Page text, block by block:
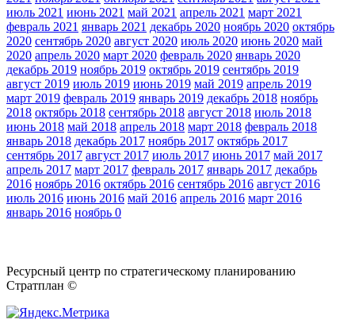
июль 2021 июнь 2021 май 2021 апрель 2021 март 2021
февраль 2021 январь 2021 декабрь 2020 ноябрь 2020 октябрь
2020 сентябрь 2020 август 2020 июль 2020 июнь 2020 май
2020 апрель 2020 март 2020 февраль 2020 январь 2020
декабрь 2019 ноябрь 2019 октябрь 2019 сентябрь 2019
август 2019 июль 2019 июнь 2019 май 2019 апрель 2019
март 2019 февраль 2019 январь 2019 декабрь 2018 ноябрь
2018 октябрь 2018 сентябрь 2018 август 2018 июль 2018
июнь 2018 май 2018 апрель 2018 март 2018 февраль 2018
январь 2018 декабрь 2017 ноябрь 2017 октябрь 2017
сентябрь 2017 август 2017 июль 2017 июнь 2017 май 2017
апрель 2017 март 2017 февраль 2017 январь 2017 декабрь
2016 ноябрь 2016 октябрь 2016 сентябрь 2016 август 2016
июль 2016 июнь 2016 май 2016 апрель 2016 март 2016
январь 2016 ноябрь 0
Ресурсный центр по стратегическому планированию
Стратплан ©